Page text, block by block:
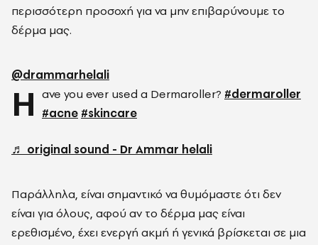
περισσότερη προσοχή για να μην επιβαρύνουμε το
δέρμα μας.
@drammarhelali
H ave you ever used a Dermaroller? #dermaroller
#acne #skincare
♬ original sound - Dr Ammar helali
Παράλληλα, είναι σημαντικό να θυμόμαστε ότι δεν
είναι για όλους, αφού αν το δέρμα μας είναι
ερεθισμένο, έχει ενεργή ακμή ή γενικά βρίσκεται σε μια